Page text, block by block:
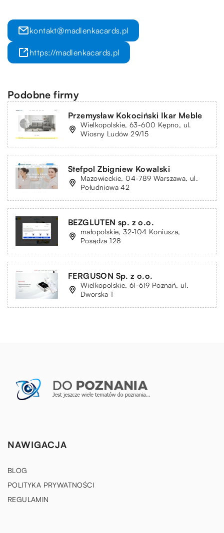
kontakt@madlenkacards.pl
https://madlenkacards.pl
Podobne firmy
Przemysław Kokociński Ikar Meble
Wielkopolskie, 63-600 Kępno, ul.
Wiosny Ludów 29/15
Stefpol Zbigniew Kowalski
Mazowieckie, 04-789 Warszawa, ul.
Południowa 42
BEZGLUTEN sp. z o.o.
małopolskie, 32-104 Koniusza,
Posądza 128
FERGUSON Sp. z o.o.
Wielkopolskie, 61-619 Poznań, ul.
Dworska 1
NAWIGACJA
BLOG
POLITYKA PRYWATNOŚCI
REGULAMIN